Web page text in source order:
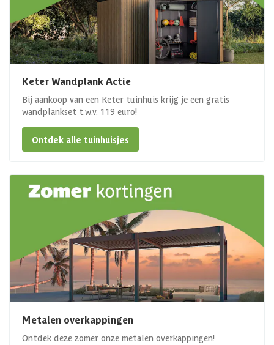
Keter Wandplank Actie
Bij aankoop van een Keter tuinhuis krijg je een gratis
wandplankset t.w.v. 119 euro!
Ontdek alle tuinhuisjes
Metalen overkappingen
Ontdek deze zomer onze metalen overkappingen!